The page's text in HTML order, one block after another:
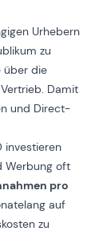
Urhebern
zu
über die
Damit
und Direct-
investieren
Werbung oft
pro
auf
zu